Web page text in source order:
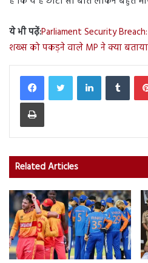
ये भी पढ़ें:Parliament Security
शख्स को पकड़ने वाले MP ने क्या बताया
LinkedIn
Print
Related Articles